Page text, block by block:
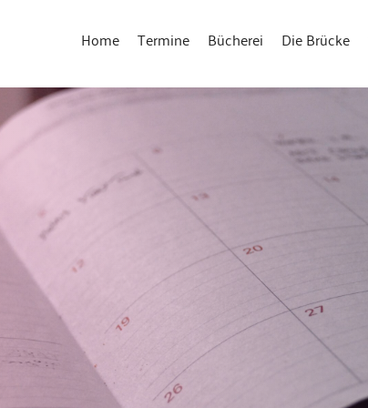
Home Termine Bücherei Die Brücke